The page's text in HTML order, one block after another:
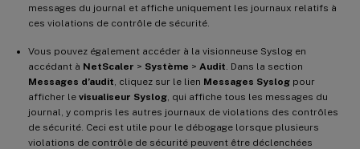
messages du journal et affiche uniquement les journaux relatifs à
ces violations de contrôle de sécurité.
Vous pouvez également accéder à la visionneuse Syslog en
accédant à NetScaler > Système > Audit . Dans la section
Messages d’audit , cliquez sur le lien Messages Syslog pour
afficher le visualiseur Syslog , qui affiche tous les messages du
journal, y compris les autres journaux de violations des contrôles
de sécurité. Ceci est utile pour le débogage lorsque plusieurs
violations de contrôle de sécurité peuvent être déclenchées